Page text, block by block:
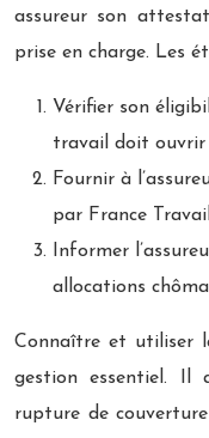
assureur son
prise en charge. Les
Vérifier son
travail doit ouvrir
Fournir à
par France
Informer
allocations
Connaître et utiliser
gestion essentiel. Il
rupture de